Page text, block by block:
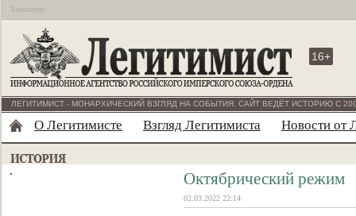
Бесплатно
16+
ЛЕГИТИМИСТ - МОНАРХИЧЕСКИЙ ВЗГЛЯД НА СОБЫТИЯ. САЙТ ВЕДЁТ ИСТОРИЮ С
О Легитимисте Взгляд Легитимиста Новости от
Октябрический режим
02.03.2022 22:14